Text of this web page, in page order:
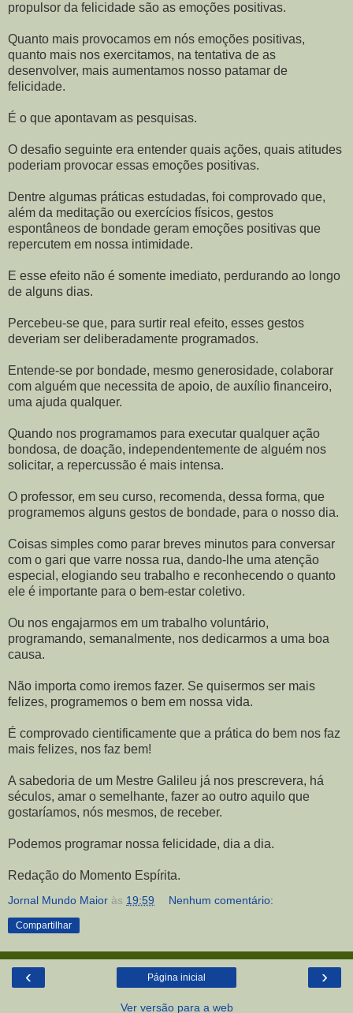
propulsor da felicidade são as emoções positivas.
Quanto mais provocamos em nós emoções positivas,
quanto mais nos exercitamos, na tentativa de as
desenvolver, mais aumentamos nosso patamar de
felicidade.
É o que apontavam as pesquisas.
O desafio seguinte era entender quais ações, quais atitudes
poderiam provocar essas emoções positivas.
Dentre algumas práticas estudadas, foi comprovado que,
além da meditação ou exercícios físicos, gestos
espontâneos de bondade geram emoções positivas que
repercutem em nossa intimidade.
E esse efeito não é somente imediato, perdurando ao longo
de alguns dias.
Percebeu-se que, para surtir real efeito, esses gestos
deveriam ser deliberadamente programados.
Entende-se por bondade, mesmo generosidade, colaborar
com alguém que necessita de apoio, de auxílio financeiro,
uma ajuda qualquer.
Quando nos programamos para executar qualquer ação
bondosa, de doação, independentemente de alguém nos
solicitar, a repercussão é mais intensa.
O professor, em seu curso, recomenda, dessa forma, que
programemos alguns gestos de bondade, para o nosso dia.
Coisas simples como parar breves minutos para conversar
com o gari que varre nossa rua, dando-lhe uma atenção
especial, elogiando seu trabalho e reconhecendo o quanto
ele é importante para o bem-estar coletivo.
Ou nos engajarmos em um trabalho voluntário,
programando, semanalmente, nos dedicarmos a uma boa
causa.
Não importa como iremos fazer. Se quisermos ser mais
felizes, programemos o bem em nossa vida.
É comprovado cientificamente que a prática do bem nos faz
mais felizes, nos faz bem!
A sabedoria de um Mestre Galileu já nos prescrevera, há
séculos, amar o semelhante, fazer ao outro aquilo que
gostaríamos, nós mesmos, de receber.
Podemos programar nossa felicidade, dia a dia.
Redação do Momento Espírita.
Jornal Mundo Maior às 19:59 Nenhum comentário:
Compartilhar
‹ ›
Página inicial
Ver versão para a web